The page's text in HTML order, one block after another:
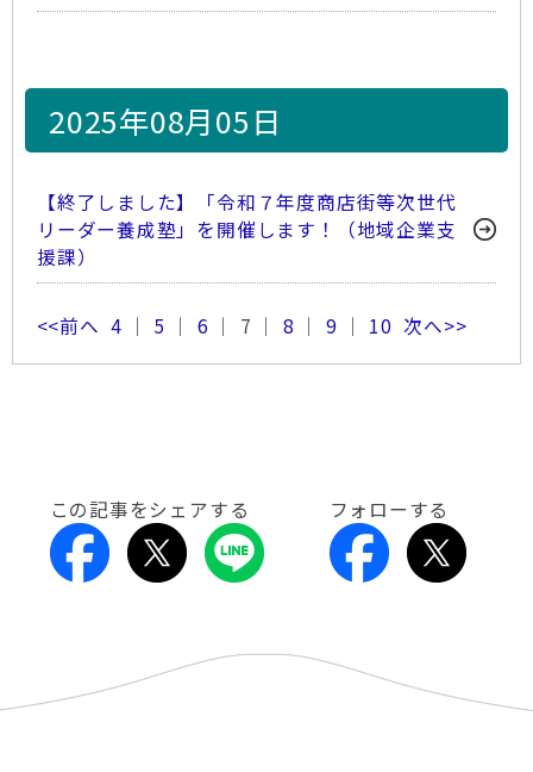
2025年08月05日
【終了しました】「令和７年度商店街等次世代
リーダー養成塾」を開催します！（地域企業支
援課）
<<前へ 4 ｜ 5 ｜ 6 ｜ 7 ｜ 8 ｜9 ｜ 10 次へ>>
この記事をシェアする フォローする